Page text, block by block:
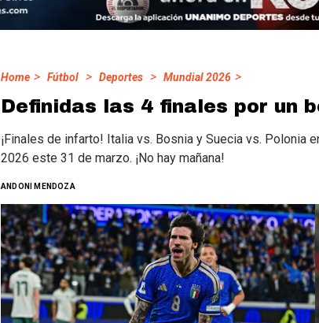
Home > Fútbol > Deportes > Mundial 2026 >
Definidas las 4 finales por un
¡Finales de infarto! Italia vs. Bosnia y Suecia vs.
2026 este 31 de marzo. ¡No hay mañana!
ANDONI MENDOZA